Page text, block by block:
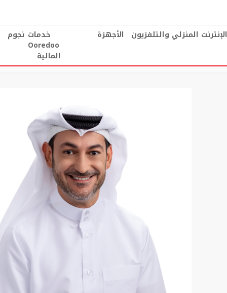
الإنترنت المنزلي والتلفزيون الأجهزة خدمات
Ooredoo
المالية
نجوم